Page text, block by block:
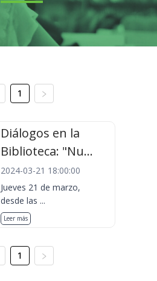
1
Diálogos en la
Biblioteca: "Nu...
2024-03-21 18:00:00
Jueves 21 de marzo,
desde las ...
Leer más
1